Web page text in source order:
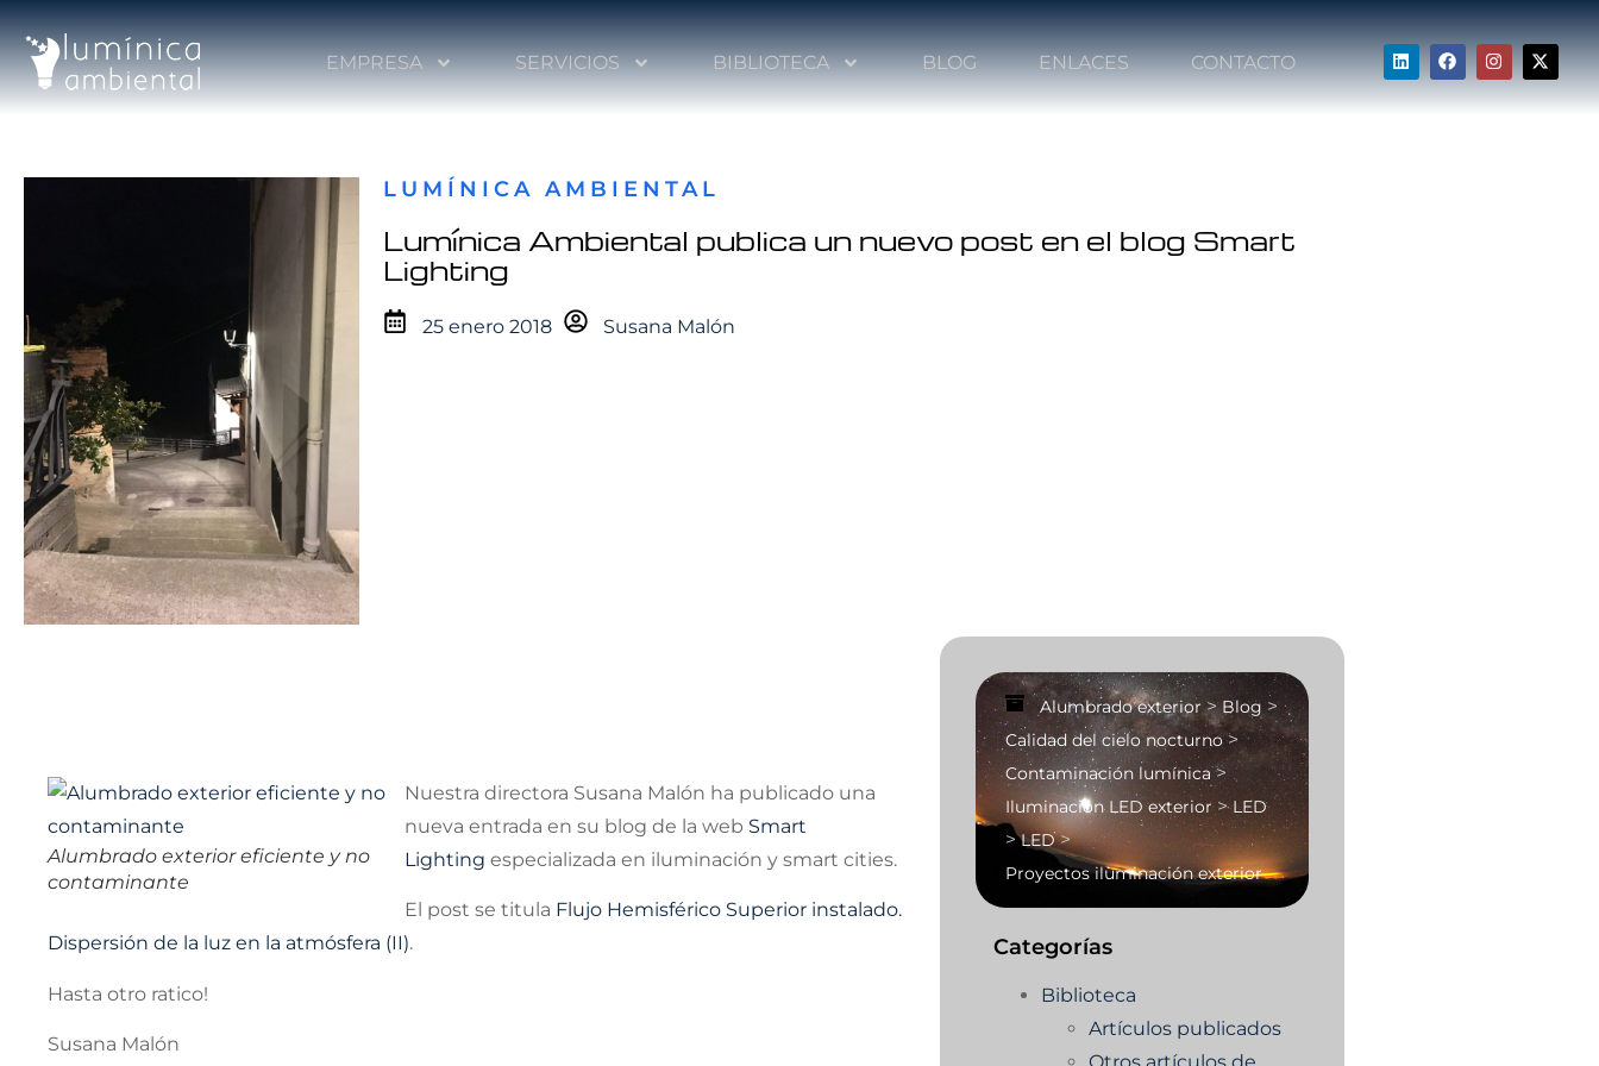
EMPRESA SERVICIOS BIBLIOTECA BLOG ENLACES CONTACTO
LUMÍNICA AMBIENTAL
Lumínica Ambiental publica un nuevo post en el blog Smart
Lighting
25 enero 2018 Susana Malón
Alumbrado exterior eficiente y no
contaminante
Nuestra directora Susana Malón ha publicado una
nueva entrada en su blog de la web Smart
Lighting especializada en iluminación y smart cities.
El post se titula Flujo Hemisférico Superior instalado.
Dispersión de la luz en la atmósfera (II).
Hasta otro ratico!
Susana Malón
Alumbrado exterior>Blog >
Calidad del cielo nocturno>
Contaminación lumínica>
Iluminación LED exterior >LED
>LED>
Proyectos iluminación exterior
Categorías
Biblioteca
Artículos publicados